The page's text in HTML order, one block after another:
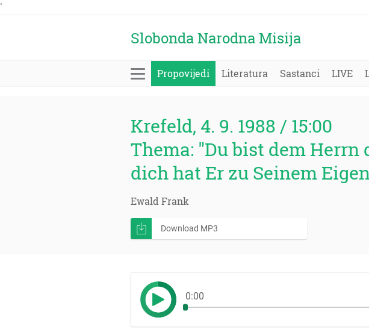
'
Slobonda Narodna Misija
Propovijedi Literatura Sastanci LIVE
Krefeld, 4. 9. 1988 / 15:00
Thema: "Du bist dem
dich hat Er zu Seinem
Ewald Frank
Download MP3
0:00